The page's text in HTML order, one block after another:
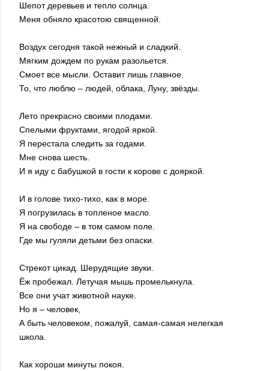
Шепот деревьев и тепло солнца.
Меня обняло красотою священной.
Воздух сегодня такой нежный и сладкий.
Мягким дождем по рукам разольется.
Смоет все мысли. Оставит лишь главное.
То, что люблю – людей, облака, Луну, звёзды.
Лето прекрасно своими плодами.
Спелыми фруктами, ягодой яркой.
Я перестала следить за годами.
Мне снова шесть.
И я иду с бабушкой в гости к корове с дояркой.
И в голове тихо-тихо, как в море.
Я погрузилась в топленое масло.
Я на свободе – в том самом поле.
Где мы гуляли детьми без опаски.
Стрекот цикад. Шерудящие звуки.
Ёж пробежал. Летучая мышь промелькнула.
Все они учат животной науке.
Но я – человек,
А быть человеком, пожалуй, самая-самая нелегкая
школа.
Как хороши минуты покоя.